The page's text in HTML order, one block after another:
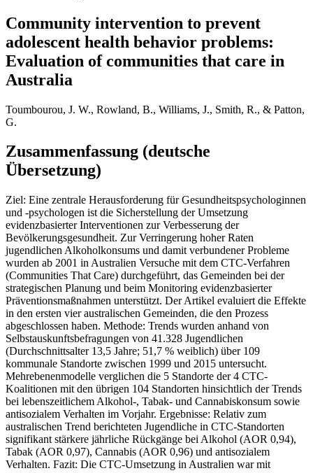
Community intervention to prevent
adolescent health behavior problems:
Evaluation of communities that care in
Australia
Toumbourou, J. W., Rowland, B., Williams, J., Smith, R., & Patton,
G.
Zusammenfassung (deutsche
Übersetzung)
Ziel: Eine zentrale Herausforderung für Gesundheitspsychologinnen
und -psychologen ist die Sicherstellung der Umsetzung
evidenzbasierter Interventionen zur Verbesserung der
Bevölkerungsgesundheit. Zur Verringerung hoher Raten
jugendlichen Alkoholkonsums und damit verbundener Probleme
wurden ab 2001 in Australien Versuche mit dem CTC-Verfahren
(Communities That Care) durchgeführt, das Gemeinden bei der
strategischen Planung und beim Monitoring evidenzbasierter
Präventionsmaßnahmen unterstützt. Der Artikel evaluiert die Effekte
in den ersten vier australischen Gemeinden, die den Prozess
abgeschlossen haben. Methode: Trends wurden anhand von
Selbstauskunftsbefragungen von 41.328 Jugendlichen
(Durchschnittsalter 13,5 Jahre; 51,7 % weiblich) über 109
kommunale Standorte zwischen 1999 und 2015 untersucht.
Mehrebenenmodelle verglichen die 5 Standorte der 4 CTC-
Koalitionen mit den übrigen 104 Standorten hinsichtlich der Trends
bei lebenszeitlichem Alkohol-, Tabak- und Cannabiskonsum sowie
antisozialem Verhalten im Vorjahr. Ergebnisse: Relativ zum
australischen Trend berichteten Jugendliche in CTC-Standorten
signifikant stärkere jährliche Rückgänge bei Alkohol (AOR 0,94),
Tabak (AOR 0,97), Cannabis (AOR 0,96) und antisozialem
Verhalten. Fazit: Die CTC-Umsetzung in Australien war mit